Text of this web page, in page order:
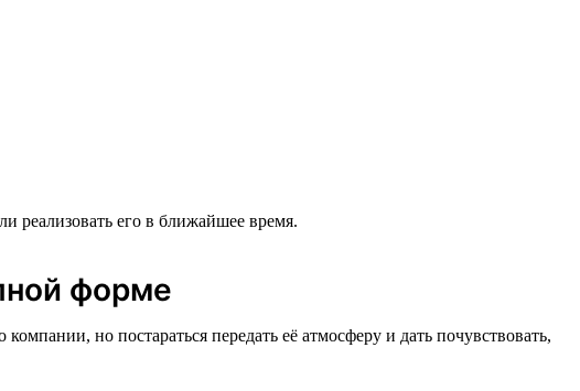
реализовать его в ближайшее время.
форме
но постараться передать её атмосферу и дать почувствовать,